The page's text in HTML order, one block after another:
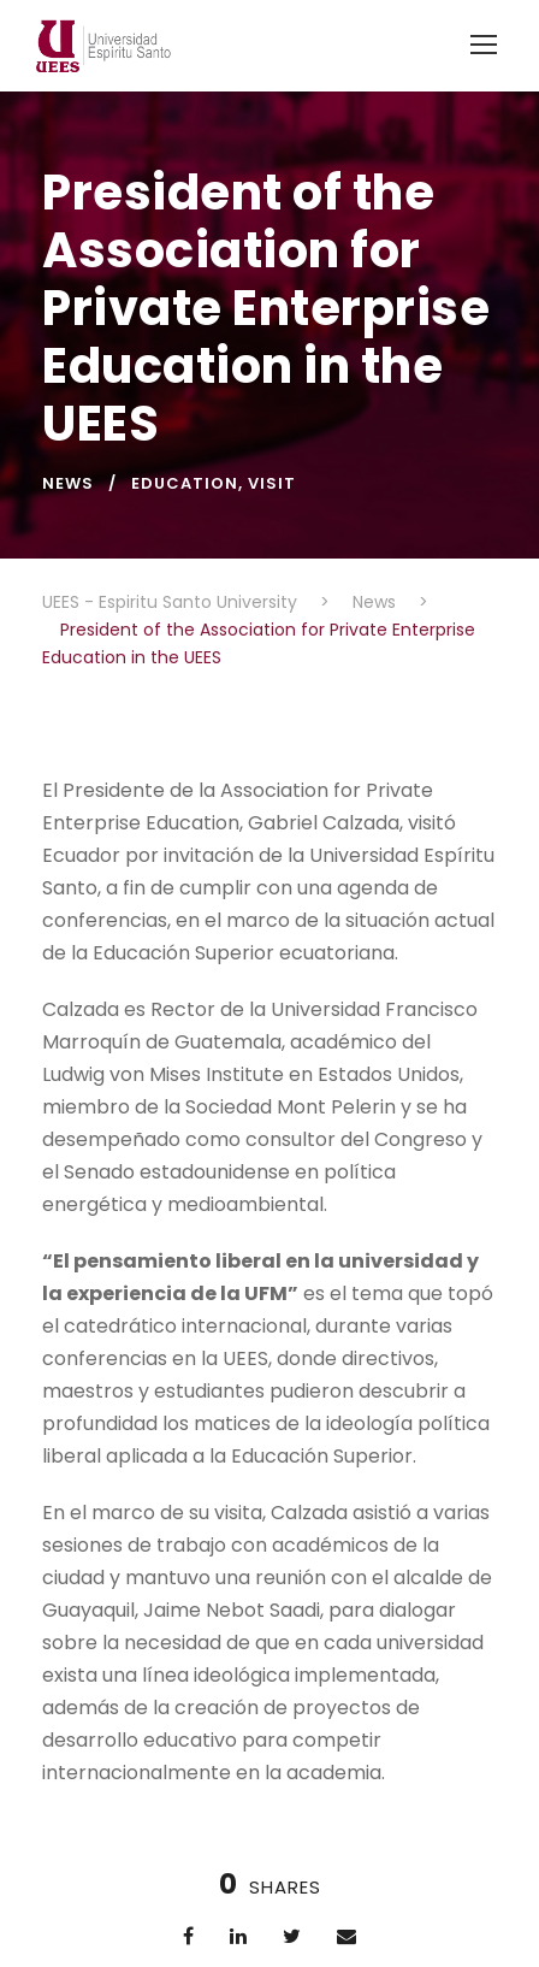
President of the
Association for
Private Enterprise
Education in the
UEES
NEWS EDUCATION, VISIT
UEES - Espiritu Santo University > News
>
President of the Association for Private Enterprise
Education in the UEES
El Presidente de la Association for Private
Enterprise Education, Gabriel Calzada, visitó
Ecuador por invitación de la Universidad Espíritu
Santo, a fin de cumplir con una agenda de
conferencias, en el marco de la situación actual
de la Educación Superior ecuatoriana.
Calzada es Rector de la Universidad Francisco
Marroquín de Guatemala, académico del
Ludwig von Mises Institute en Estados Unidos,
miembro de la Sociedad Mont Pelerin y se ha
desempeñado como consultor del Congreso y
el Senado estadounidense en política
energética y medioambiental.
“El pensamiento liberal en la universidad y
la experiencia de la UFM” es el tema que topó
el catedrático internacional, durante varias
conferencias en la UEES, donde directivos,
maestros y estudiantes pudieron descubrir a
profundidad los matices de la ideología política
liberal aplicada a la Educación Superior.
En el marco de su visita, Calzada asistió a varias
sesiones de trabajo con académicos de la
ciudad y mantuvo una reunión con el alcalde de
Guayaquil, Jaime Nebot Saadi, para dialogar
sobre la necesidad de que en cada universidad
exista una línea ideológica implementada,
además de la creación de proyectos de
desarrollo educativo para competir
internacionalmente en la academia.
0 SHARES